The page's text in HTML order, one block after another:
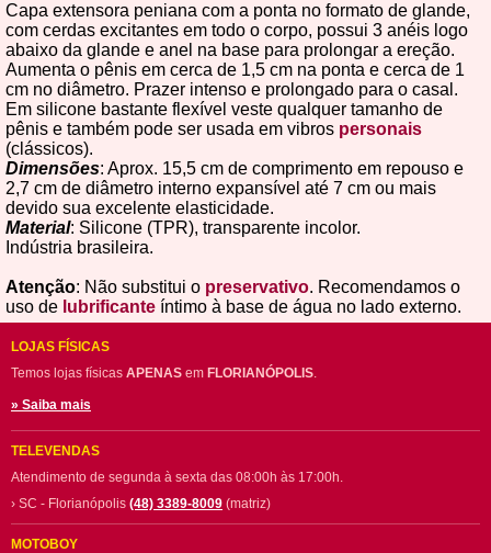
Capa extensora peniana com a ponta no formato de glande,
com cerdas excitantes em todo o corpo, possui 3 anéis logo
abaixo da glande e anel na base para prolongar a ereção.
Aumenta o pênis em cerca de 1,5 cm na ponta e cerca de 1
cm no diâmetro. Prazer intenso e prolongado para o casal.
Em silicone bastante flexível veste qualquer tamanho de
pênis e também pode ser usada em vibros personais
(clássicos).
Dimensões: Aprox. 15,5 cm de comprimento em repouso e
2,7 cm de diâmetro interno expansível até 7 cm ou mais
devido sua excelente elasticidade.
Material: Silicone (TPR), transparente incolor.
Indústria brasileira.
Atenção: Não substitui o preservativo. Recomendamos o
uso de lubrificante íntimo à base de água no lado externo.
LOJAS FÍSICAS
Temos lojas físicas APENAS em FLORIANÓPOLIS.
» Saiba mais
TELEVENDAS
Atendimento de segunda à sexta das 08:00h às 17:00h.
› SC - Florianópolis (48) 3389-8009 (matriz)
MOTOBOY